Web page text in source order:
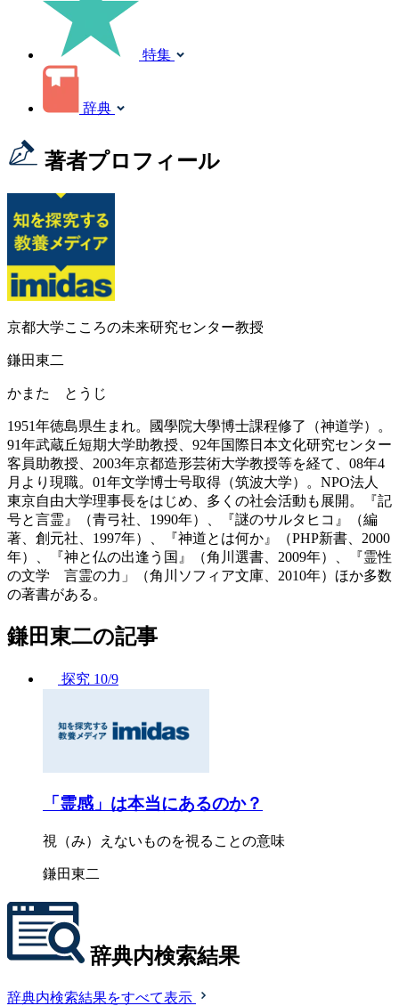
特集
辞典
著者プロフィール
京都大学こころの未来研究センター教授
鎌田東二
かまた とうじ
1951年徳島県生まれ。國學院大學博士課程修了（神道学）。
91年武蔵丘短期大学助教授、92年国際日本文化研究センター
客員助教授、2003年京都造形芸術大学教授等を経て、08年4
月より現職。01年文学博士号取得（筑波大学）。NPO法人
東京自由大学理事長をはじめ、多くの社会活動も展開。『記
号と言霊』（青弓社、1990年）、『謎のサルタヒコ』（編
著、創元社、1997年）、『神道とは何か』（PHP新書、2000
年）、『神と仏の出逢う国』（角川選書、2009年）、『霊性
の文学 言霊の力」（角川ソフィア文庫、2010年）ほか多数
の著書がある。
鎌田東二の記事
探究 10/9
「霊感」は本当にあるのか？
視（み）えないものを視ることの意味
鎌田東二
辞典内検索結果
辞典内検索結果をすべて表示